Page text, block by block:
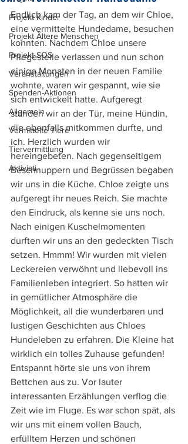
Projekt Kinder
Projekt Ältere Menschen
Projekt SOS
Veranstaltungen
Spenden-Aktionen
Allgemein
Vermittelte Tiere
Tiervermittlung
Aktivisti
Endlich kam der Tag, an dem wir Chloe,
eine vermittelte Hundedame, besuchen
konnten. Nachdem Chloe unsere
Pflegestelle verlassen und nun schon
einige Monaten in der neuen Familie
wohnte, waren wir gespannt, wie sie
sich entwickelt hatte. Aufgeregt
standen wir an der Tür, meine Hündin,
die ebenfalls mitkommen durfte, und
ich. Herzlich wurden wir
hereingebeten. Nach gegenseitigem
Beschnuppern und Begrüssen begaben
wir uns in die Küche. Chloe zeigte uns
aufgeregt ihr neues Reich. Sie machte
den Eindruck, als kenne sie uns noch.
Nach einigen Kuschelmomenten
durften wir uns an den gedeckten Tisch
setzen. Hmmm! Wir wurden mit vielen
Leckereien verwöhnt und liebevoll ins
Familienleben integriert. So hatten wir
in gemütlicher Atmosphäre die
Möglichkeit, all die wunderbaren und
lustigen Geschichten aus Chloes
Hundeleben zu erfahren. Die Kleine hat
wirklich ein tolles Zuhause gefunden!
Entspannt hörte sie uns von ihrem
Bettchen aus zu. Vor lauter
interessanten Erzählungen verflog die
Zeit wie im Fluge. Es war schon spät, als
wir uns mit einem vollen Bauch,
erfülltem Herzen und schönen